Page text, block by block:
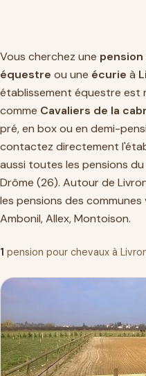
Vous cherchez une
équestre ou une écurie à
établissement équestre est
comme Cavaliers de la
pré, en box ou en demi-
contactez directement
aussi toutes les pensions
Drôme (26). Autour de
les pensions des communes
Ambonil,Allex,Montoison.
1 pension pour chevaux à